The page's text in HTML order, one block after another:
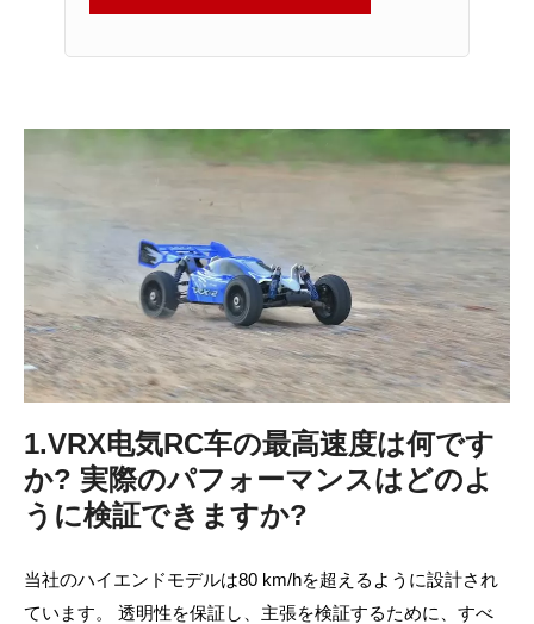
1.VRX电気RC车の最高速度は何です
か? 実際のパフォーマンスはどのよ
うに検証できますか?
当社のハイエンドモデルは80 km/hを超えるように設計され
ています。 透明性を保証し、主張を検証するために、すべ